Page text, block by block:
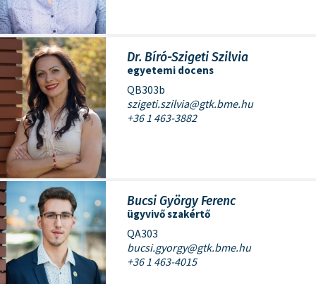
Dr. Bíró-Szigeti Szilvia
egyetemi docens
QB303b
szigeti.szilvia@gtk.bme.hu
+36 1 463-3882
Bucsi György Ferenc
ügyvivő szakértő
QA303
bucsi.gyorgy@gtk.bme.hu
+36 1 463-4015